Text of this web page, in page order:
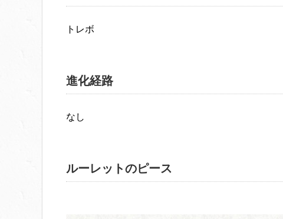
トレボ
進化経路
なし
ルーレットのピース